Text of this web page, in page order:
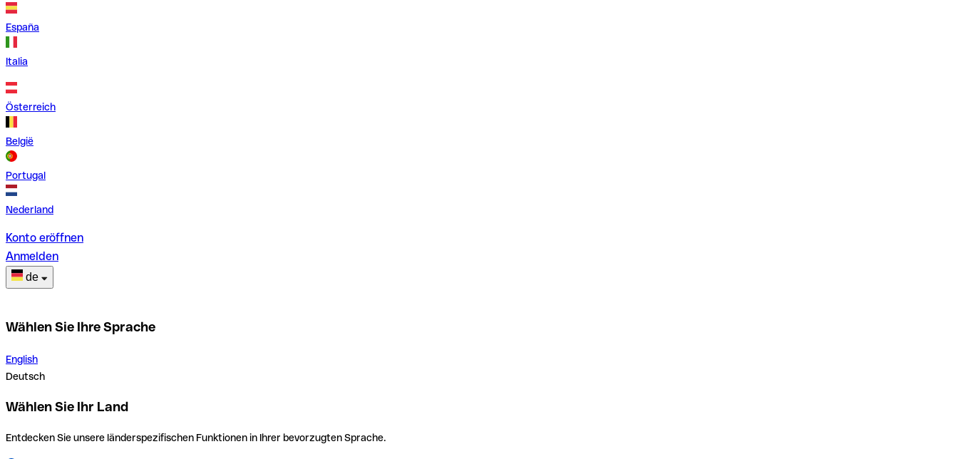
España
Italia
Österreich
België
Portugal
Nederland
Konto eröffnen
Anmelden
de
Wählen Sie Ihre Sprache
English
Deutsch
Wählen Sie Ihr Land
Entdecken Sie unsere länderspezifischen Funktionen in Ihrer bevorzugten Sprache.